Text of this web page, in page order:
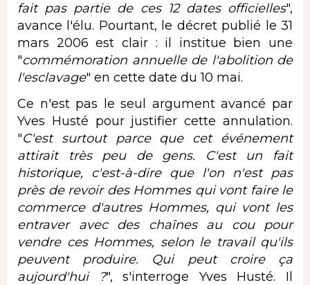
fait pas partie de ces 12 dates officielles",
avance l'élu. Pourtant, le décret publié le 31
mars 2006 est clair : il institue bien une
"commémoration annuelle de l'abolition de
l'esclavage" en cette date du 10 mai.
Ce n'est pas le seul argument avancé par
Yves Husté pour justifier cette annulation.
"C'est surtout parce que cet événement
attirait très peu de gens. C'est un fait
historique, c'est-à-dire que l'on n'est pas
près de revoir des Hommes qui vont faire le
commerce d'autres Hommes, qui vont les
entraver avec des chaînes au cou pour
vendre ces Hommes, selon le travail qu'ils
peuvent produire. Qui peut croire ça
aujourd'hui ?", s'interroge Yves Husté. Il